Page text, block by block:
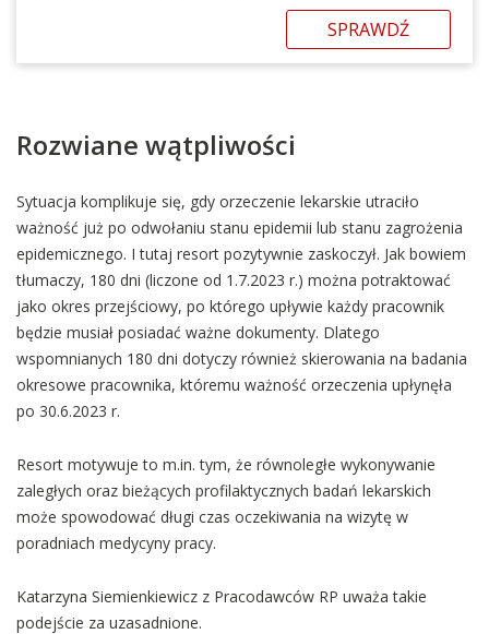
SPRAWDŹ
Rozwiane wątpliwości
Sytuacja komplikuje się, gdy orzeczenie lekarskie utraciło
ważność już po odwołaniu stanu epidemii lub stanu zagrożenia
epidemicznego. I tutaj resort pozytywnie zaskoczył. Jak bowiem
tłumaczy, 180 dni (liczone od 1.7.2023 r.) można potraktować
jako okres przejściowy, po którego upływie każdy pracownik
będzie musiał posiadać ważne dokumenty. Dlatego
wspomnianych 180 dni dotyczy również skierowania na badania
okresowe pracownika, któremu ważność orzeczenia upłynęła
po 30.6.2023 r.
Resort motywuje to m.in. tym, że równoległe wykonywanie
zaległych oraz bieżących profilaktycznych badań lekarskich
może spowodować długi czas oczekiwania na wizytę w
poradniach medycyny pracy.
Katarzyna Siemienkiewicz z Pracodawców RP uważa takie
podejście za uzasadnione.